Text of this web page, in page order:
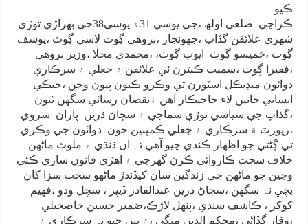
ڪيو
ڪراچي ضلعي اولھ ،جي يوسي 31۽ يوسي38جي ٻھراڙي توڙي
شھري علائقن گڏاپ ،جھونجار ،بروھي ڳوت لاسي ڳوٺ ،يوسف
ڳوت ،خميسو ڳوٺ ايوب ڳوٺ، ،محمدي محلا ،وزير بروھي
،فقيرا ڳوت ،سميت ڪيترن ئي علائقن ۾ جعلي ۽ سرڪاري
دوائون ميڊيڪل اسٽورن تي وڪرو ڪيون پيون وڃن ،جيڪي
انساني جانين لاء حاڃيڪار آھن ۽نقصان رسائي سگھن ٿيون
،گڏاپ جي سياسي توڙي سماجي ۽ سڄاڻ ڌرين پاران سروي
،رپورٽ ۾ سرڪاري ۽ جعلي ڪمپنين جون دوائون جي وڪري
تي ڳڻتي جو اظھار ڪندي چيو آھي تہ ان ڌنڌي ۾ ملوث ماڻھن
خلاف سخت ڪاروائي ڪرڻ گھرجي ۽ اھڙي قانون سازي ڪئي
وڃين جو ماڻھن جي زندگين سان کيڏندڙ ماڻھو سخت سزا کان
بچي نہ سگھن ،سڄاڻ ڌرين عبدالقادر ڏيپر ، سچل وڌو ،فھيم
کوکر ، ڪاشف سنڌي ،پنھل لاڙڪ،ضمير حسين خاصخيلي
،وقار گڏاڻي ،محکم الدين منگي ،۽ ٻين چيو تہ سرڪاري ۽